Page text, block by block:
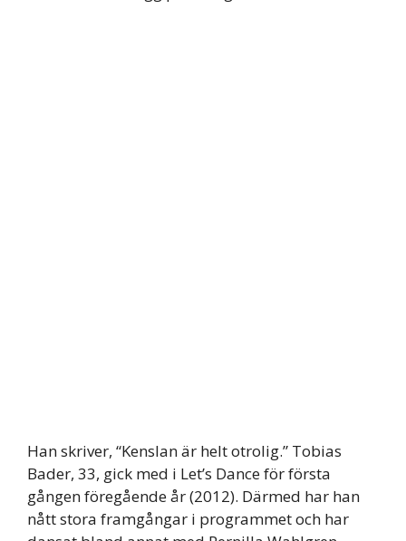
Han skriver, “Kenslan är helt otrolig.” Tobias
Bader, 33, gick med i Let’s Dance för första
gången föregående år (2012). Därmed har han
nått stora framgångar i programmet och har